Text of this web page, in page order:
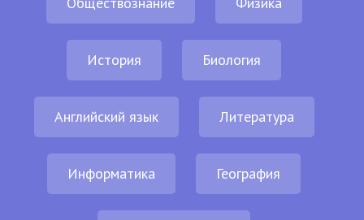
История Биология
Английский язык Литература
Информатика География